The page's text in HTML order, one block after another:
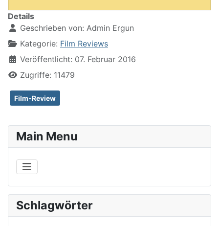
Details
Geschrieben von: Admin Ergun
Kategorie: Film Reviews
Veröffentlicht: 07. Februar 2016
Zugriffe: 11479
Film-Review
Main Menu
Schlagwörter